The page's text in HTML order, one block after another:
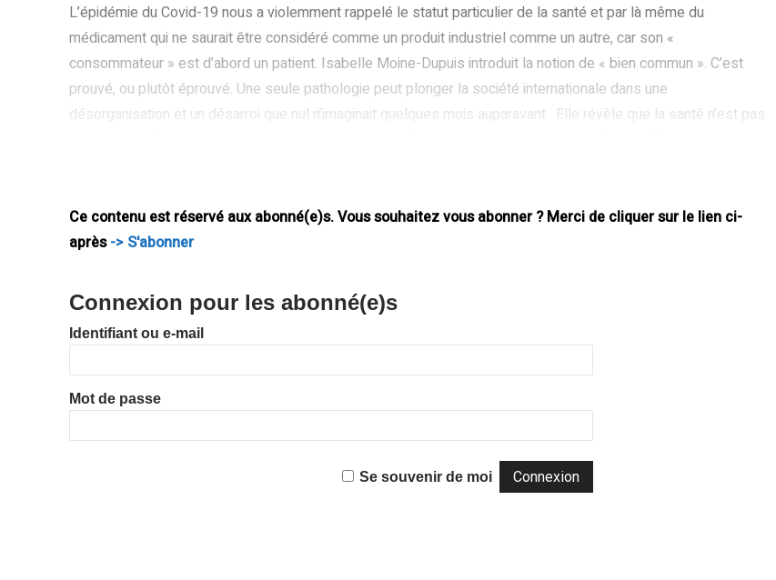
L’épidémie du Covid-19 nous a violemment rappelé le statut particulier de la santé et par là même du
médicament qui ne saurait être considéré comme un produit industriel comme un autre, car son «
consommateur » est d’abord un patient. Isabelle Moine-Dupuis introduit la notion de « bien commun ». C’est
prouvé, ou plutôt éprouvé. Une seule pathologie peut plonger la société internationale dans une
désorganisation et un désarroi que nul n’imaginait quelques mois auparavant. Elle révèle que la santé n’est pas
Ce contenu est réservé aux abonné(e)s. Vous souhaitez vous abonner ? Merci de cliquer sur le lien ci-
après-> S'abonner
Connexion pour les abonné(e)s
Identifiant ou e-mail
Mot de passe
Se souvenir de moi